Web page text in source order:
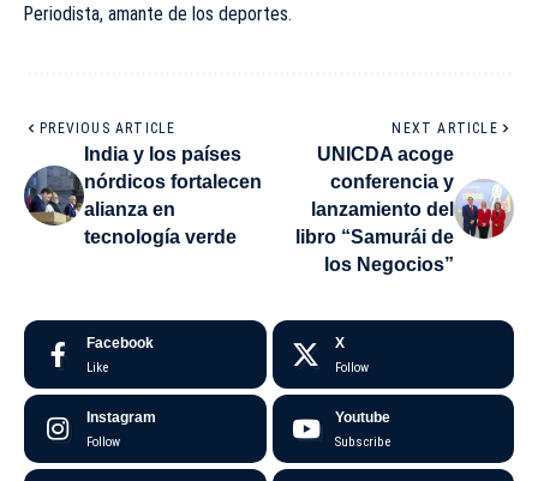
Periodista, amante de los deportes.
PREVIOUS ARTICLE
India y los países
nórdicos fortalecen
alianza en
tecnología verde
NEXT ARTICLE
UNICDA acoge
conferencia y
lanzamiento del
libro “Samurái de
los Negocios”
Facebook
Like
X
Follow
Instagram
Follow
Youtube
Subscribe